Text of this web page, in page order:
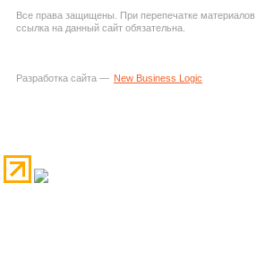
Все права защищены. При перепечатке материалов
ссылка на данный сайт обязательна.
Разработка сайта — New Business Logic